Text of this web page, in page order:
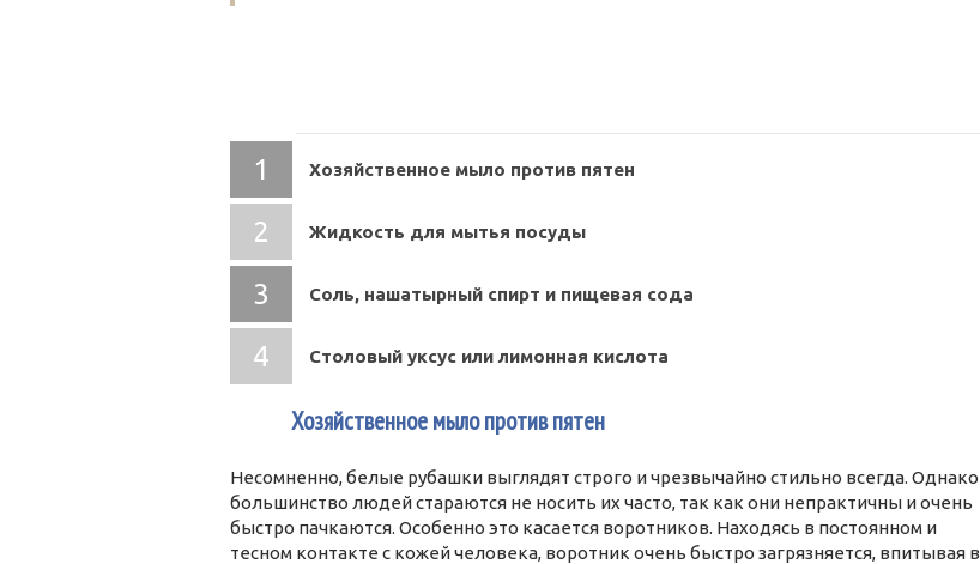
Хозяйственное мыло против пятен
Жидкость для мытья посуды
Соль, нашатырный спирт и пищевая сода
Столовый уксус или лимонная кислота
Хозяйственное мыло против пятен
Несомненно, белые рубашки выглядят строго и чрезвычайно стильно всегда. Однако
большинство людей стараются не носить их часто, так как они непрактичны и очень
быстро пачкаются. Особенно это касается воротников. Находясь в постоянном и
тесном контакте с кожей человека, воротник очень быстро загрязняется, впитывая в